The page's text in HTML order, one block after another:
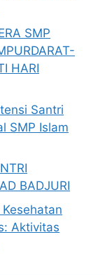
SMP
HARI
Santri
SMP Islam
BADJURI
Aktivitas